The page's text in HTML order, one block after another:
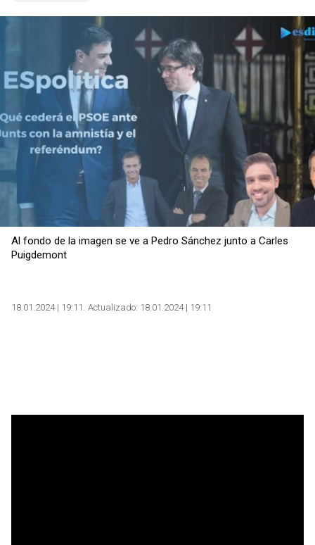
Copiar
Al fondo de la imagen se ve a Pedro Sánchez junto a Carles
Puigdemont
18.01.2024 | 19:11 Actualizado: 18.01.2024 | 19:11